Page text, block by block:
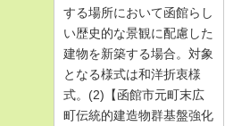
する場所において函館らし
い歴史的な景観に配慮した
建物を新築する場合。対象
となる様式は和洋折衷様
式。(2)【函館市元町末広
町伝統的建造物群基盤強化